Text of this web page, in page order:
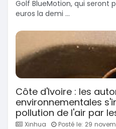
Golf BlueMotion, qui seront
euros la demi ...
Côte d'Ivoire : les
environnementales
pollution de l'air par
Xinhua Posté le: 29